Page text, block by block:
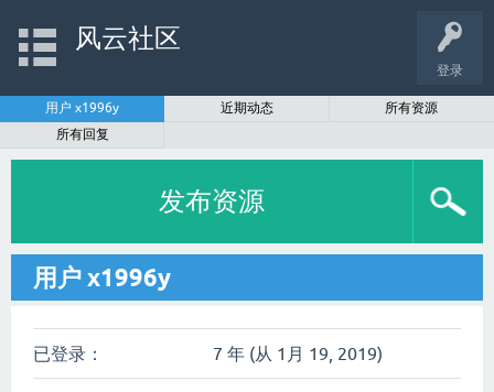
登录
风云社区
用户 x1996y 近期动态
所有资源
所有回复
发布资源
用户 x1996y
已登录： 7 年 (从 1月 19, 2019)